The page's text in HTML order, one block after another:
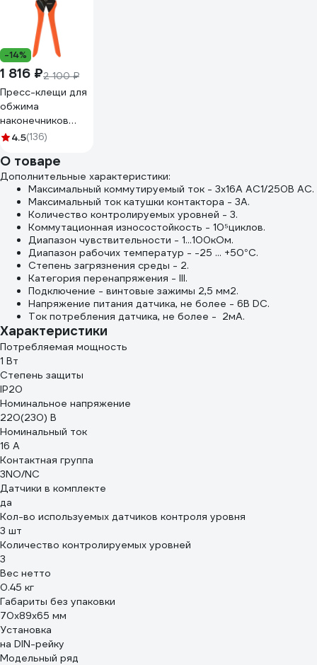
-14%
1 816 ₽2 100 ₽
Пресс-клещи для
обжима
наконечников
Gigant GECT-04
4.5(136)
О товаре
Дополнительные характеристики:
Максимальный коммутируемый ток - 3x16А AC1/250В AC.
Максимальный ток катушки контактора - 3А.
Количество контролируемых уровней - 3.
Коммутационная износостойкость - 10⁵циклов.
Диапазон чувствительности - 1...100кОм.
Диапазон рабочих температур - -25 ... +50°С.
Степень загрязнения среды - 2.
Категория перенапряжения - III.
Подключение - винтовые зажимы 2,5 мм2.
Напряжение питания датчика, не более - 6В DС.
Ток потребления датчика, не более - 2мА.
Характеристики
Потребляемая мощность
1 Вт
Степень защиты
IP20
Номинальное напряжение
220(230) В
Номинальный ток
16 А
Контактная группа
3NO/NC
Датчики в комплекте
да
Кол-во используемых датчиков контроля уровня
3 шт
Количество контролируемых уровней
3
Вес нетто
0.45 кг
Габариты без упаковки
70х89х65 мм
Установка
на DIN-рейку
Модельный ряд